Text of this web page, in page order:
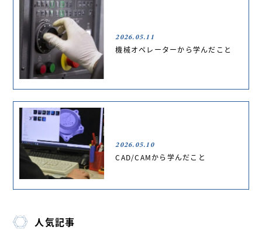
2026.05.11
機械オペレーターから学んだこと
2026.05.10
CAD/CAMから学んだこと
人気記事